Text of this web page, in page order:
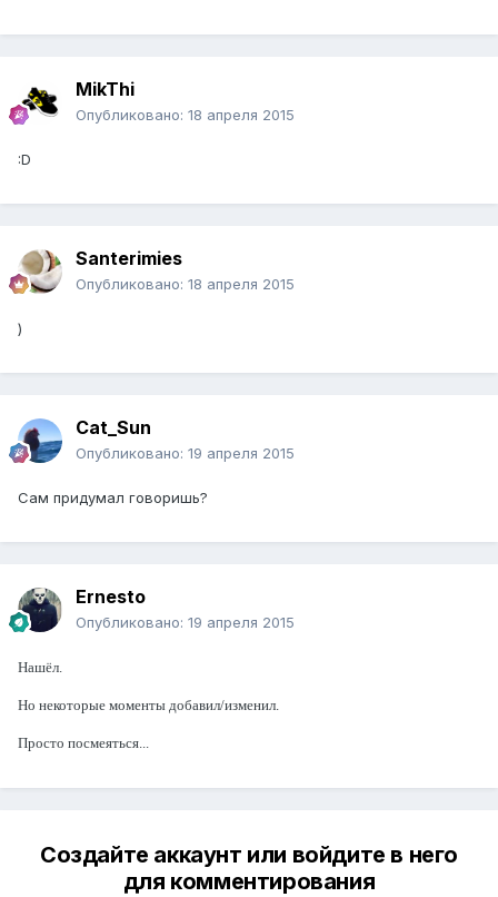
MikThi
Опубликовано: 18 апреля 2015
:D
Santerimies
Опубликовано: 18 апреля 2015
)
Cat_Sun
Опубликовано: 19 апреля 2015
Сам придумал говоришь?
Ernesto
Опубликовано: 19 апреля 2015
Нашёл.
Но некоторые моменты добавил/изменил.
Просто посмеяться...
Создайте аккаунт или войдите в него
для комментирования